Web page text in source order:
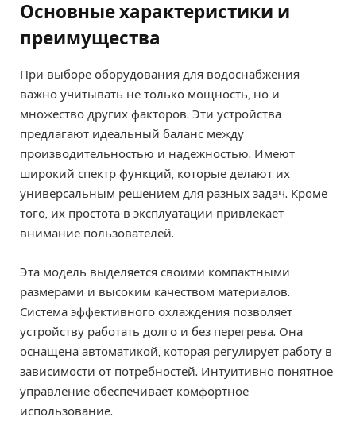
Основные характеристики и
преимущества
При выборе оборудования для водоснабжения
важно учитывать не только мощность, но и
множество других факторов. Эти устройства
предлагают идеальный баланс между
производительностью и надежностью. Имеют
широкий спектр функций, которые делают их
универсальным решением для разных задач. Кроме
того, их простота в эксплуатации привлекает
внимание пользователей.
Эта модель выделяется своими компактными
размерами и высоким качеством материалов.
Система эффективного охлаждения позволяет
устройству работать долго и без перегрева. Она
оснащена автоматикой, которая регулирует работу в
зависимости от потребностей. Интуитивно понятное
управление обеспечивает комфортное
использование.